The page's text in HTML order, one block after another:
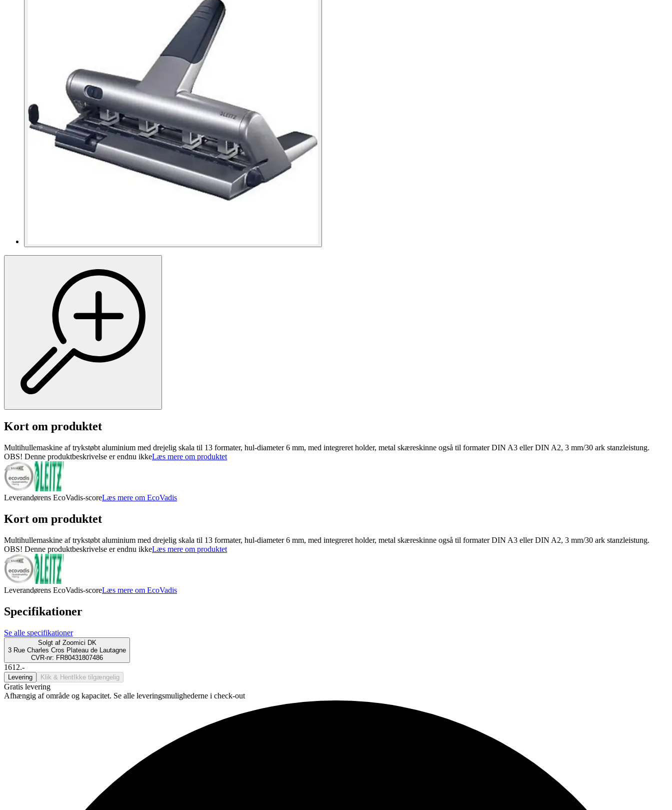
Kort om produktet
Multihullemaskine af trykstøbt aluminium med drejelig skala til 13 formater, hul-diameter 6 mm, med integreret holder, metal skæreskinne også til formater DIN A3 eller DIN A2, 3 mm/30 ark stanzleistung.
OBS! Denne produktbeskrivelse er endnu ikkeLæs mere om produktet
Leverandørens EcoVadis-scoreLæs mere om EcoVadis
Kort om produktet
Multihullemaskine af trykstøbt aluminium med drejelig skala til 13 formater, hul-diameter 6 mm, med integreret holder, metal skæreskinne også til formater DIN A3 eller DIN A2, 3 mm/30 ark stanzleistung.
OBS! Denne produktbeskrivelse er endnu ikkeLæs mere om produktet
Leverandørens EcoVadis-scoreLæs mere om EcoVadis
Specifikationer
Se alle specifikationer
Solgt af Zoomici DK
3 Rue Charles Cros Plateau de Lautagne
CVR-nr: FR80431807486
1612.-
Levering Klik & Hent Ikke tilgængelig
Gratis levering
Afhængig af område og kapacitet. Se alle leveringsmulighederne i check-out